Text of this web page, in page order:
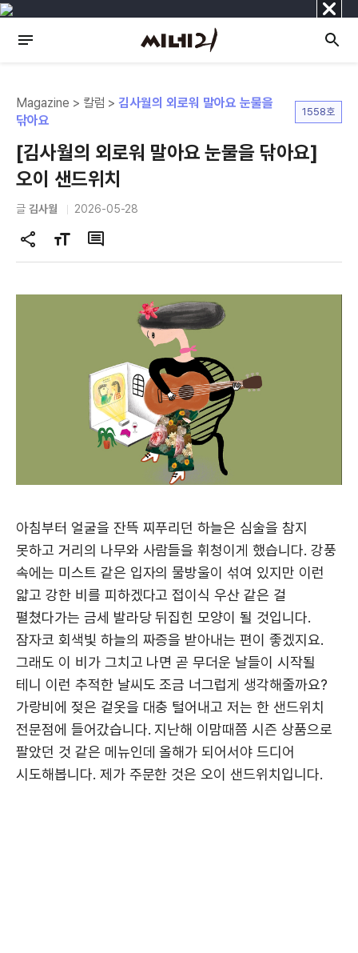
닫
기
Magazine > 칼럼 >김사월의 외로워 말아요 눈물을
닦아요
1558호
[김사월의 외로워 말아요 눈물을 닦아요]
오이 샌드위치
글 김사월 2026-05-28
공
유
기
글
자
기
댓
글
아침부터 얼굴을 잔뜩 찌푸리던 하늘은 심술을 참지
못하고 거리의 나무와 사람들을 휘청이게 했습니다. 강풍
속에는 미스트 같은 입자의 물방울이 섞여 있지만 이런
얇고 강한 비를 피하겠다고 접이식 우산 같은 걸
펼쳤다가는 금세 발라당 뒤집힌 모양이 될 것입니다.
잠자코 회색빛 하늘의 짜증을 받아내는 편이 좋겠지요.
그래도 이 비가 그치고 나면 곧 무더운 날들이 시작될
테니 이런 추적한 날씨도 조금 너그럽게 생각해줄까요?
가랑비에 젖은 겉옷을 대충 털어내고 저는 한 샌드위치
전문점에 들어갔습니다. 지난해 이맘때쯤 시즌 상품으로
팔았던 것 같은 메뉴인데 올해가 되어서야 드디어
시도해봅니다. 제가 주문한 것은 오이 샌드위치입니다.